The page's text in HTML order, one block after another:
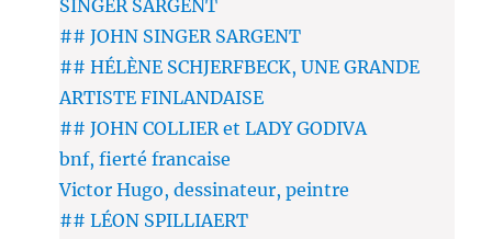
SINGER SARGENT
## JOHN SINGER SARGENT
## HÉLÈNE SCHJERFBECK, UNE GRANDE
ARTISTE FINLANDAISE
## JOHN COLLIER et LADY GODIVA
bnf, fierté francaise
Victor Hugo, dessinateur, peintre
## LÉON SPILLIAERT